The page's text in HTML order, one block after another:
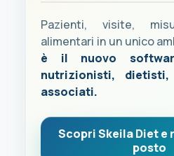
Pazienti, visite,
alimentari in un unico
è il nuovo
nutrizionisti,
associati.
Scopri Skeila Diet e
posto